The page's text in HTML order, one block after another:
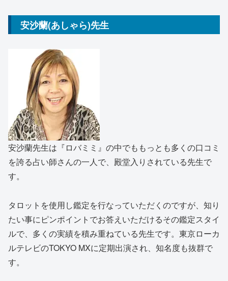
安沙蘭(あしゃら)先生
安沙蘭先生は『ロバミミ』の中でももっとも多くの口コミ
を誇る占い師さんの一人で、殿堂入りされている先生で
す。
タロットを使用し鑑定を行なっていただくのですが、知り
たい事にピンポイントでお答えいただけるその鑑定スタイ
ルで、多くの実績を積み重ねている先生です。東京ローカ
ルテレビのTOKYO MXに定期出演され、知名度も抜群で
す。